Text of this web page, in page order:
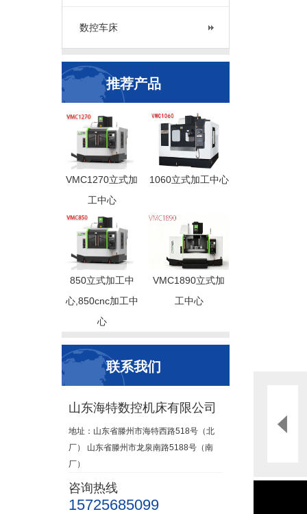
数控车床
推荐产品
VMC1270立式加
工中心
1060立式加工中心
850立式加工中
心,850cnc加工中
心
VMC1890立式加
工中心
联系我们
山东海特数控机床有限公司
地址：山东省滕州市海特西路518号（北
厂） 山东省滕州市龙泉南路5188号（南
厂）
咨询热线
15725685099